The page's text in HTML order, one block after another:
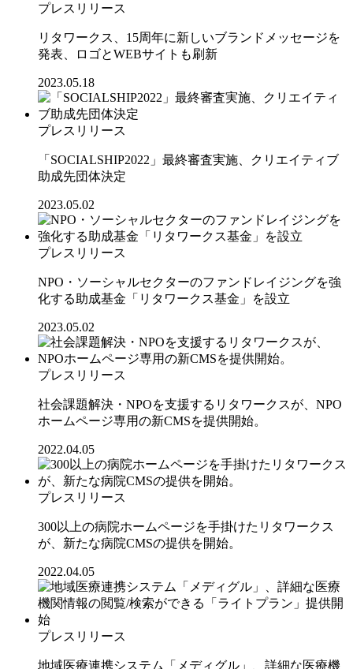
プレスリリース
リタワークス、15周年に新しいブランドメッセージを
発表、ロゴとWEBサイトも刷新
2023.05.18
プレスリリース
「SOCIALSHIP2022」最終審査実施、クリエイティブ
助成先団体決定
2023.05.02
プレスリリース
NPO・ソーシャルセクターのファンドレイジングを強
化する助成基金「リタワークス基金」を設立
2023.05.02
プレスリリース
社会課題解決・NPOを支援するリタワークスが、NPO
ホームページ専用の新CMSを提供開始。
2022.04.05
プレスリリース
300以上の病院ホームページを手掛けたリタワークス
が、新たな病院CMSの提供を開始。
2022.04.05
プレスリリース
地域医療連携システム「メディグル」、詳細な医療機